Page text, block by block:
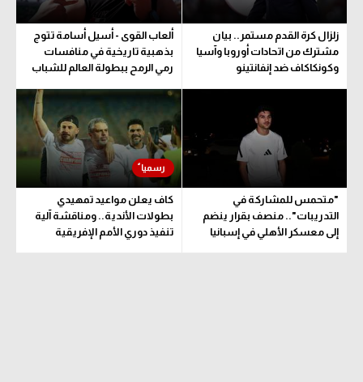
زلزال كرة القدم مستمر.. بيان
مشترك من اتحادات أوروبا وآسيا
وكونكاكاف ضد إنفانتينو
ألعاب القوى - أسيل أسامة تتوج
بذهبية تاريخية في منافسات
رمي الرمح ببطولة العالم للشباب
"متحمس للمشاركة في
التدريبات".. منصف بقرار ينضم
إلى معسكر الأهلي في إسبانيا
كاف يعلن مواعيد تمهيدي
بطولات الأندية.. ومناقشة آلية
تنفيذ دوري الأمم الإفريقية